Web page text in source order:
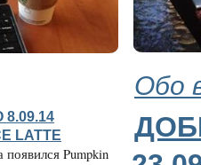
Обо
LATTE
Pumpkin